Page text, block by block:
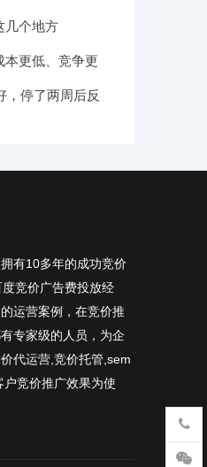
几个地方
本更低、竞争更
，停了两周后反
有10多年的成功竞价
竞价广告费投放经
运营案例，在竞价推
专家级的人员，为企
代运营,竞价托管,sem
竞价推广效果为使